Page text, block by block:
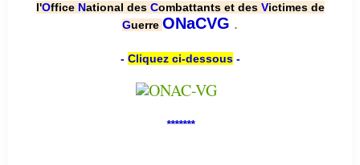
l'Office National des Combattants et des Victimes de
Guerre ONaCVG .
- Cliquez ci-dessous-
*******